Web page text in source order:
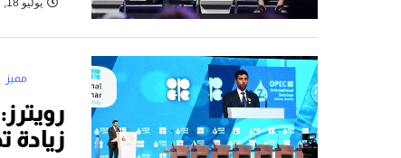
يوليو 18, 2021
مميز
زيادة